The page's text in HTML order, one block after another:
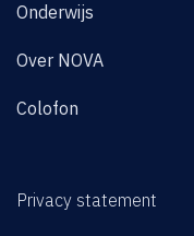
Onderwijs
Over NOVA
Colofon
Privacy statement